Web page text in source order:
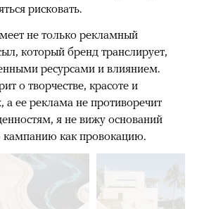
рисковать.
не только рекламный
который бренд транслирует,
ресурсами и влиянием.
о творчестве, красоте и
а ее реклама не противоречит
я не вижу оснований
кампанию как провокацию.